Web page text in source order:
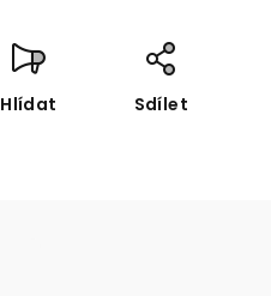
Hlídat Sdílet